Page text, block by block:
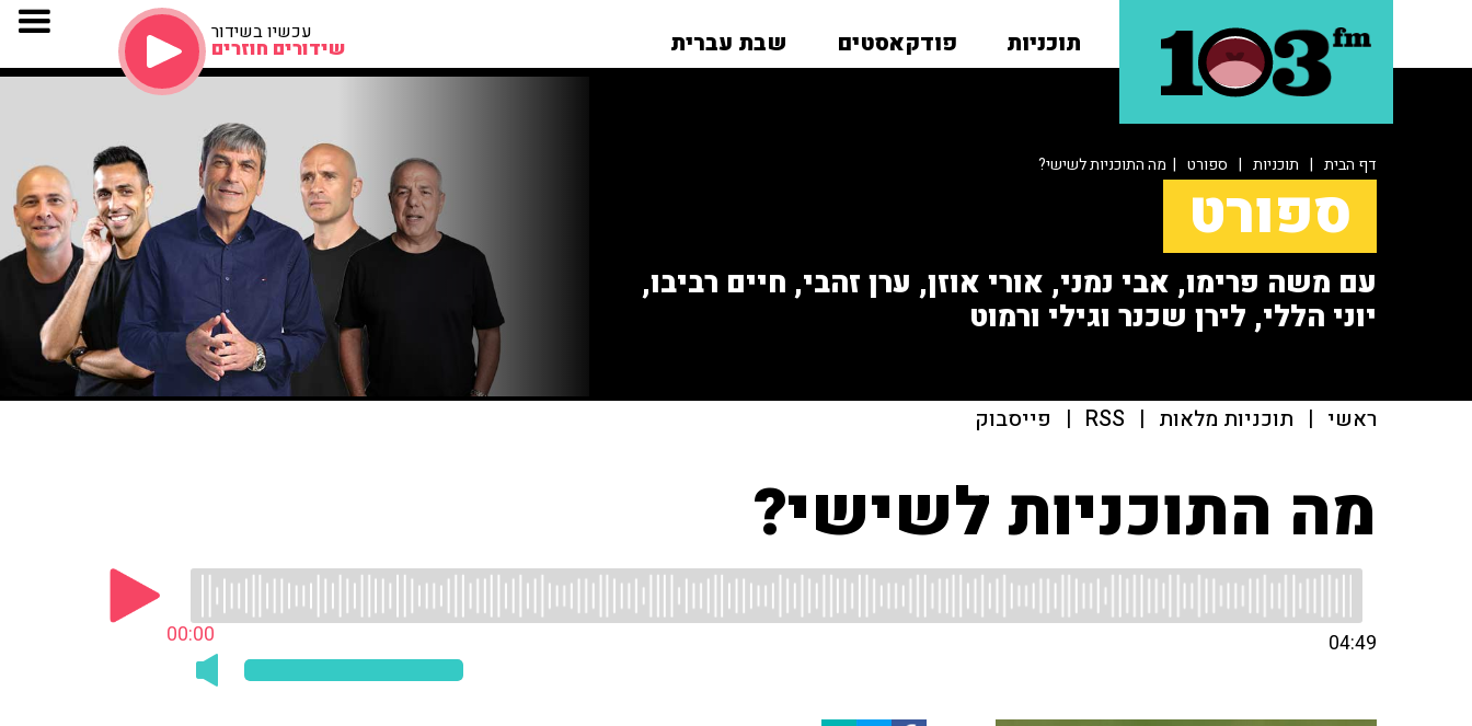
תוכניות פודקאסטים שבת עברית עכשיו בשידור
שידורים חוזרים
דף הבית | תוכניות | ספורט | מה התוכניות לשישי?
ספורט
עם משה פרימו, אבי נמני, אורי אוזן, ערן זהבי, חיים רביבו,
יוני הללי, לירן שכנר וגילי ורמוט
ראשי | תוכניות מלאות |
RSS
| פייסבוק
מה התוכניות לשישי?
00:00 04:49